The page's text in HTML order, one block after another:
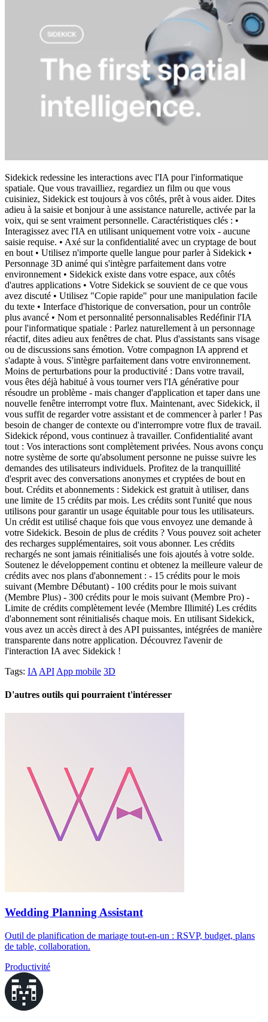
Sidekick redessine les interactions avec l'IA pour l'informatique
spatiale. Que vous travailliez, regardiez un film ou que vous
cuisiniez, Sidekick est toujours à vos côtés, prêt à vous aider. Dites
adieu à la saisie et bonjour à une assistance naturelle, activée par la
voix, qui se sent vraiment personnelle. Caractéristiques clés : •
Interagissez avec l'IA en utilisant uniquement votre voix - aucune
saisie requise. • Axé sur la confidentialité avec un cryptage de bout
en bout • Utilisez n'importe quelle langue pour parler à Sidekick •
Personnage 3D animé qui s'intègre parfaitement dans votre
environnement • Sidekick existe dans votre espace, aux côtés
d'autres applications • Votre Sidekick se souvient de ce que vous
avez discuté • Utilisez "Copie rapide" pour une manipulation facile
du texte • Interface d'historique de conversation, pour un contrôle
plus avancé • Nom et personnalité personnalisables Redéfinir l'IA
pour l'informatique spatiale : Parlez naturellement à un personnage
réactif, dites adieu aux fenêtres de chat. Plus d'assistants sans visage
ou de discussions sans émotion. Votre compagnon IA apprend et
s'adapte à vous. S'intègre parfaitement dans votre environnement.
Moins de perturbations pour la productivité : Dans votre travail,
vous êtes déjà habitué à vous tourner vers l'IA générative pour
résoudre un problème - mais changer d'application et taper dans une
nouvelle fenêtre interrompt votre flux. Maintenant, avec Sidekick, il
vous suffit de regarder votre assistant et de commencer à parler ! Pas
besoin de changer de contexte ou d'interrompre votre flux de travail.
Sidekick répond, vous continuez à travailler. Confidentialité avant
tout : Vos interactions sont complètement privées. Nous avons conçu
notre système de sorte qu'absolument personne ne puisse suivre les
demandes des utilisateurs individuels. Profitez de la tranquillité
d'esprit avec des conversations anonymes et cryptées de bout en
bout. Crédits et abonnements : Sidekick est gratuit à utiliser, dans
une limite de 15 crédits par mois. Les crédits sont l'unité que nous
utilisons pour garantir un usage équitable pour tous les utilisateurs.
Un crédit est utilisé chaque fois que vous envoyez une demande à
votre Sidekick. Besoin de plus de crédits ? Vous pouvez soit acheter
des recharges supplémentaires, soit vous abonner. Les crédits
rechargés ne sont jamais réinitialisés une fois ajoutés à votre solde.
Soutenez le développement continu et obtenez la meilleure valeur de
crédits avec nos plans d'abonnement : - 15 crédits pour le mois
suivant (Membre Débutant) - 100 crédits pour le mois suivant
(Membre Plus) - 300 crédits pour le mois suivant (Membre Pro) -
Limite de crédits complètement levée (Membre Illimité) Les crédits
d'abonnement sont réinitialisés chaque mois. En utilisant Sidekick,
vous avez un accès direct à des API puissantes, intégrées de manière
transparente dans notre application. Découvrez l'avenir de
l'interaction IA avec Sidekick !
Tags: IA API App mobile 3D
D'autres outils qui pourraient t'intéresser
Wedding Planning Assistant
Outil de planification de mariage tout-en-un : RSVP, budget, plans
de table, collaboration.
Productivité